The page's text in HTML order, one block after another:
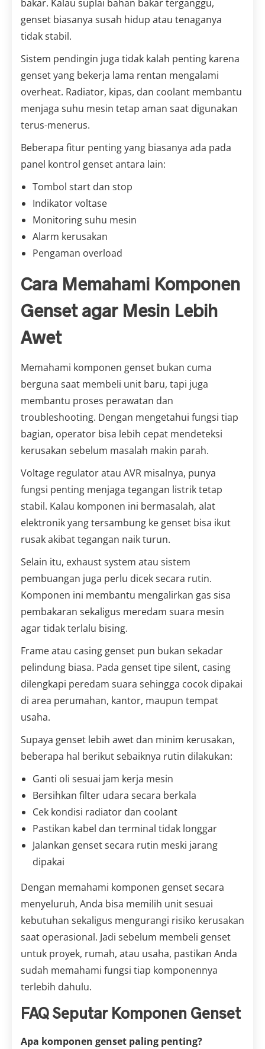
bakar. Kalau suplai bahan bakar terganggu,
genset biasanya susah hidup atau tenaganya
tidak stabil.
Sistem pendingin juga tidak kalah penting karena
genset yang bekerja lama rentan mengalami
overheat. Radiator, kipas, dan coolant membantu
menjaga suhu mesin tetap aman saat digunakan
terus-menerus.
Beberapa fitur penting yang biasanya ada pada
panel kontrol genset antara lain:
Tombol start dan stop
Indikator voltase
Monitoring suhu mesin
Alarm kerusakan
Pengaman overload
Cara Memahami Komponen
Genset agar Mesin Lebih
Awet
Memahami komponen genset bukan cuma
berguna saat membeli unit baru, tapi juga
membantu proses perawatan dan
troubleshooting. Dengan mengetahui fungsi tiap
bagian, operator bisa lebih cepat mendeteksi
kerusakan sebelum masalah makin parah.
Voltage regulator atau AVR misalnya, punya
fungsi penting menjaga tegangan listrik tetap
stabil. Kalau komponen ini bermasalah, alat
elektronik yang tersambung ke genset bisa ikut
rusak akibat tegangan naik turun.
Selain itu, exhaust system atau sistem
pembuangan juga perlu dicek secara rutin.
Komponen ini membantu mengalirkan gas sisa
pembakaran sekaligus meredam suara mesin
agar tidak terlalu bising.
Frame atau casing genset pun bukan sekadar
pelindung biasa. Pada genset tipe silent, casing
dilengkapi peredam suara sehingga cocok dipakai
di area perumahan, kantor, maupun tempat
usaha.
Supaya genset lebih awet dan minim kerusakan,
beberapa hal berikut sebaiknya rutin dilakukan:
Ganti oli sesuai jam kerja mesin
Bersihkan filter udara secara berkala
Cek kondisi radiator dan coolant
Pastikan kabel dan terminal tidak longgar
Jalankan genset secara rutin meski jarang
dipakai
Dengan memahami komponen genset secara
menyeluruh, Anda bisa memilih unit sesuai
kebutuhan sekaligus mengurangi risiko kerusakan
saat operasional. Jadi sebelum membeli genset
untuk proyek, rumah, atau usaha, pastikan Anda
sudah memahami fungsi tiap komponennya
terlebih dahulu.
FAQ Seputar Komponen Genset
Apa komponen genset paling penting?